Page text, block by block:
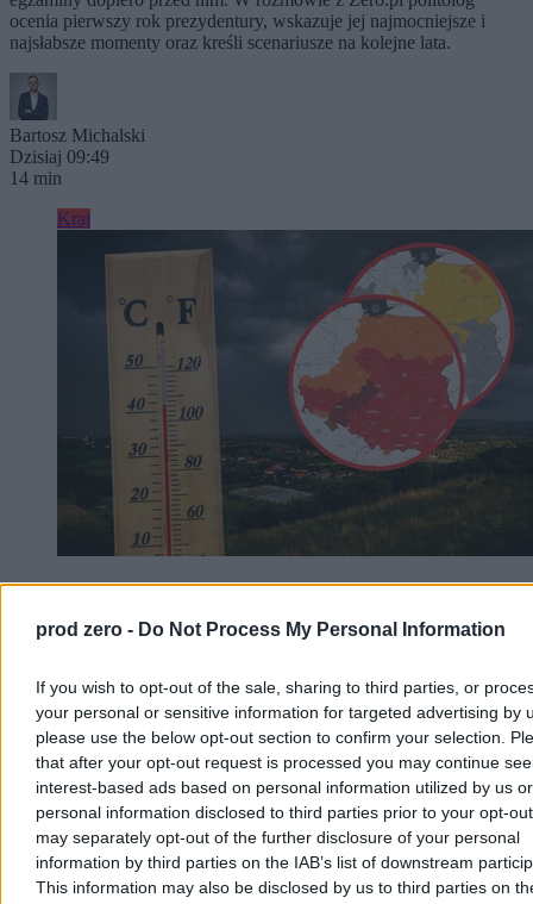
prod zero - Do Not Process My Personal Information
If you wish to opt-out of the sale, sharing to third parties, or
your personal or sensitive information for targeted advertising by
please use the below opt-out section to confirm your selection.
that after your opt-out request is processed you may continue
interest-based ads based on personal information utilized by us or
personal information disclosed to third parties prior to your opt-
may separately opt-out of the further disclosure of your personal
information by third parties on the IAB’s list of downstream
This information may also be disclosed by us to third parties on
ocenia pierwszy rok prezydentury, wskazuje jej najmocniejsze i
najsłabsze momenty oraz kreśli scenariusze na kolejne lata.
Bartosz Michalski
Dzisiaj 09:49
14 min
Kraj
Upały do 38 stopni i nawałnice. IMGW i RCB
wydały alerty dla Polski
IMGW oraz Rządowe Centrum Bezpieczeństwa wydały ostrzeżenia
przed skwarem dochodzącym do 38 stopni oraz gwałtownymi
burzami z gradem i silnym wiatrem. Alertami objęto niemal cały
kraj, a na rzekach możliwe są podtopienia.
Agnieszka Waś-Turecka
Dzisiaj 08:36
4 min